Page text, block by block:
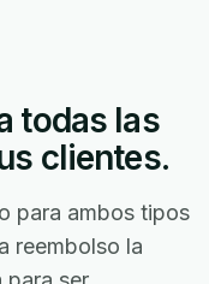
todas las
clientes.
para ambos tipos
reembolso la